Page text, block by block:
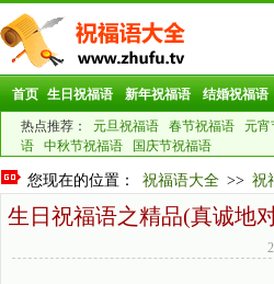
首页 生日祝福语 新年祝福语 结婚祝福语
热点推荐： 元旦祝福语 春节祝福语 元宵
语
中秋节祝福语 国庆节祝福语
您现在的位置： 祝福语大全 >> 祝
生日祝福语之精品(真诚地